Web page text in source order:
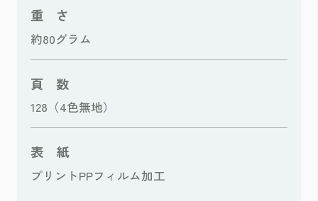
重 さ
約80グラム
頁 数
128（4色無地）
表 紙
プリントPPフィルム加工